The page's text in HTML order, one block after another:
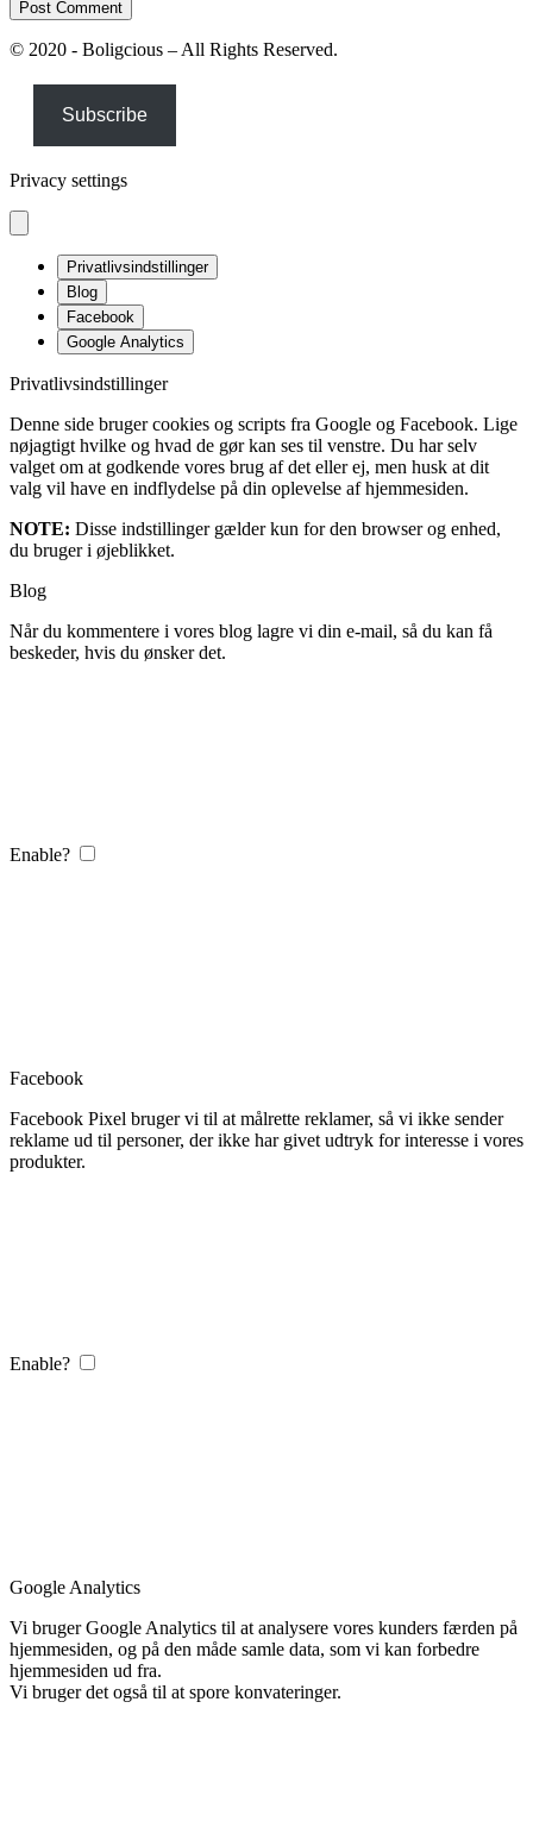
© 2020 - Boligcious – All Rights Reserved.
Subscribe
Privacy settings
Privatlivsindstillinger
Blog
Facebook
Google Analytics
Privatlivsindstillinger
Denne side bruger cookies og scripts fra Google og Facebook. Lige
nøjagtigt hvilke og hvad de gør kan ses til venstre. Du har selv
valget om at godkende vores brug af det eller ej, men husk at dit
valg vil have en indflydelse på din oplevelse af hjemmesiden.
NOTE: Disse indstillinger gælder kun for den browser og enhed,
du bruger i øjeblikket.
Blog
Når du kommentere i vores blog lagre vi din e-mail, så du kan få
beskeder, hvis du ønsker det.
Enable?
Facebook
Facebook Pixel bruger vi til at målrette reklamer, så vi ikke sender
reklame ud til personer, der ikke har givet udtryk for interesse i vores
produkter.
Enable?
Google Analytics
Vi bruger Google Analytics til at analysere vores kunders færden på
hjemmesiden, og på den måde samle data, som vi kan forbedre
hjemmesiden ud fra.
Vi bruger det også til at spore konvateringer.